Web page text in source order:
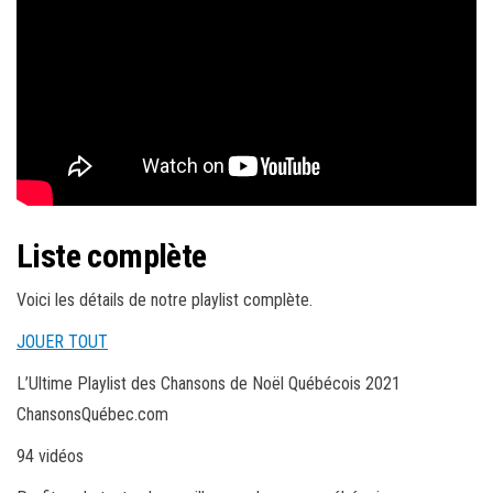
Liste complète
Voici les détails de notre playlist complète.
JOUER TOUT
L’Ultime Playlist des Chansons de Noël Québécois 2021
ChansonsQuébec.com
94 vidéos